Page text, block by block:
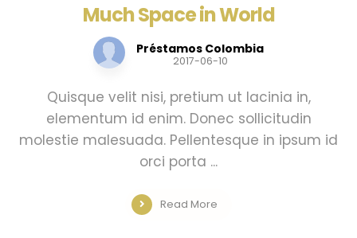
Much Space in World
Préstamos Colombia
2017-06-10
Quisque velit nisi, pretium ut lacinia in,
elementum id enim. Donec sollicitudin
molestie malesuada. Pellentesque in ipsum id
orci porta ...
Read More